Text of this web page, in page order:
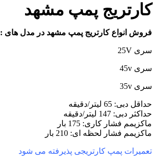
کارتریج پمپ مشهد
فروش انواع کارتریج پمپ مشهد در مدل های :
سری 25V
سری 45v
سری 35v
حداقل دبی: 65 لیتر/دقیقه
حداکثر دبی: 147 لیتر/دقیقه
ماکزیمم فشار کاری: 175 بار
ماکزیمم فشار لحظه ای: 210 بار
تعمیرات پمپ کارتریجی پذیرفته می شود